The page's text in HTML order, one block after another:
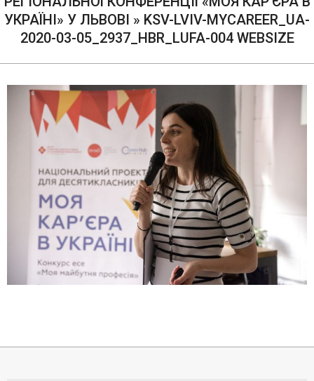
УКРАЇНІ» У ЛЬВОВІ » KSV-LVIV-MYCAREER_UA-
2020-03-05_2937_HBR_LUFA-004 WEBSIZE
03-